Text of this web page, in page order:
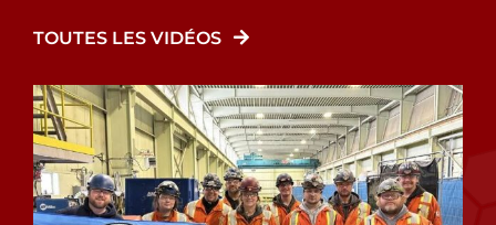
TOUTES LES VIDÉOS